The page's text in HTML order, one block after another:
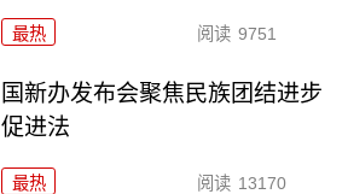
最热 阅读 9751
国新办发布会聚焦民族团结进步
促进法
最热 阅读 13170